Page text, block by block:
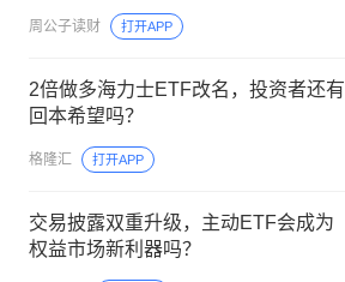
周公子读财 打开APP
2倍做多海力士ETF改名，投资者还有
回本希望吗？
格隆汇 打开APP
交易披露双重升级，主动ETF会成为
权益市场新利器吗？